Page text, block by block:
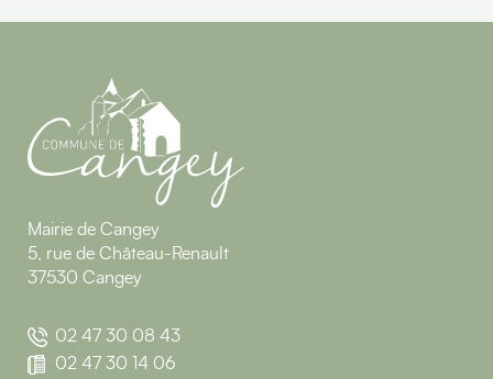
Mairie de Cangey
5, rue de Château-Renault
37530 Cangey
02 47 30 08 43
02 47 30 14 06